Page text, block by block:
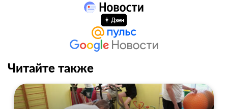
Читайте также